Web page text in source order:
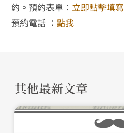
約。預約表單： 立即點擊填寫
預約電話 ：點我
其他最新文章